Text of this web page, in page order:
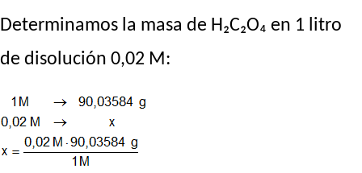
Determinamos la masa de H₂C₂O₄ en 1 litro
de disolución 0,02 M: